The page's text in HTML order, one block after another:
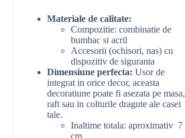
Materiale de calitate:
Compozitie: combinatie de
bumbac si acril
Accesorii (ochisori, nas) cu
dispozitiv de siguranta
Dimensiune perfecta: Usor de
integrat in orice decor, aceasta
decoratiune poate fi asezata pe masa,
raft sau in colturile dragute ale casei
tale.
Inaltime totala: aproximativ 7